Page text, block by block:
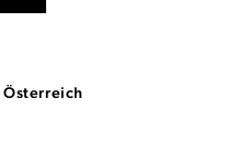
Österreich